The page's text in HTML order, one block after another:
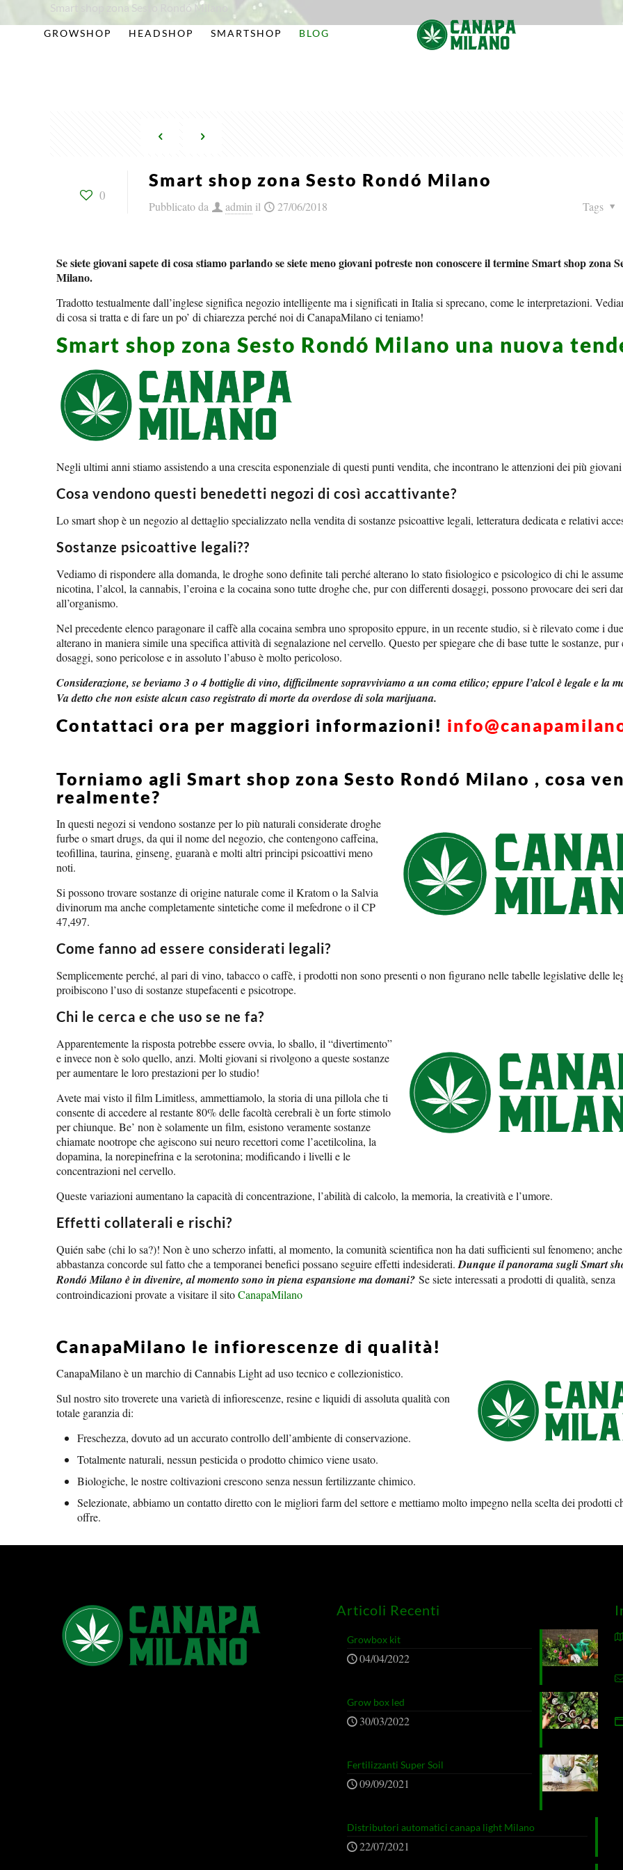
GROWSHOP HEADSHOP SMARTSHOP BLOG
Smart shop zona Sesto Rondó Milano
0
Smart shop zona Sesto Rondó Milano
Pubblicato da admin il 27/06/2018 Tags
Se siete giovani sapete di cosa stiamo parlando se siete meno giovani potreste non conoscere il termine Smart shop zona
Milano.
Tradotto testualmente dall’inglese significa negozio intelligente ma i significati in Italia si sprecano, come le interpretazioni.
di cosa si tratta e di fare un po’ di chiarezza perché noi di CanapaMilano ci teniamo!
Smart shop zona Sesto Rondó Milano una nuova
Negli ultimi anni stiamo assistendo a una crescita esponenziale di questi punti vendita, che incontrano le attenzioni dei più
Cosa vendono questi benedetti negozi di così accattivante?
Lo smart shop è un negozio al dettaglio specializzato nella vendita di sostanze psicoattive legali, letteratura dedicata e relativi
Sostanze psicoattive legali??
Vediamo di rispondere alla domanda, le droghe sono definite tali perché alterano lo stato fisiologico e psicologico di chi le
nicotina, l’alcol, la cannabis, l’eroina e la cocaina sono tutte droghe che, pur con differenti dosaggi, possono provocare dei seri
all’organismo.
Nel precedente elenco paragonare il caffè alla cocaina sembra uno sproposito eppure, in un recente studio, si è rilevato come i
alterano in maniera simile una specifica attività di segnalazione nel cervello. Questo per spiegare che di base tutte le sostanze,
dosaggi, sono pericolose e in assoluto l’abuso è molto pericoloso.
Considerazione, se beviamo 3 o 4 bottiglie di vino, difficilmente sopravviviamo a un coma etilico; eppure l’alcol è legale e la
Va detto che non esiste alcun caso registrato di morte da overdose di sola marijuana.
Contattaci ora per maggiori informazioni!
Torniamo agli Smart shop zona Sesto Rondó Milano , cosa
realmente?
In questi negozi si vendono sostanze per lo più naturali considerate droghe
furbe o smart drugs, da qui il nome del negozio, che contengono caffeina,
teofillina, taurina, ginseng, guaranà e molti altri principi psicoattivi meno
noti.
Si possono trovare sostanze di origine naturale come il Kratom o la Salvia
divinorum ma anche completamente sintetiche come il mefedrone o il CP
47,497.
Come fanno ad essere considerati legali?
Semplicemente perché, al pari di vino, tabacco o caffè, i prodotti non sono presenti o non figurano nelle tabelle legislative delle
proibiscono l’uso di sostanze stupefacenti e psicotrope.
Chi le cerca e che uso se ne fa?
Apparentemente la risposta potrebbe essere ovvia, lo sballo, il “divertimento”
e invece non è solo quello, anzi. Molti giovani si rivolgono a queste sostanze
per aumentare le loro prestazioni per lo studio!
Avete mai visto il film Limitless, ammettiamolo, la storia di una pillola che ti
consente di accedere al restante 80% delle facoltà cerebrali è un forte stimolo
per chiunque. Be’ non è solamente un film, esistono veramente sostanze
chiamate nootrope che agiscono sui neuro recettori come l’acetilcolina, la
dopamina, la norepinefrina e la serotonina; modificando i livelli e le
concentrazioni nel cervello.
Queste variazioni aumentano la capacità di concentrazione, l’abilità di calcolo, la memoria, la creatività e l’umore.
Effetti collaterali e rischi?
Quién sabe (chi lo sa?)! Non è uno scherzo infatti, al momento, la comunità scientifica non ha dati sufficienti sul fenomeno;
abbastanza concorde sul fatto che a temporanei benefici possano seguire effetti indesiderati.Dunque il panorama sugli Smart
Rondó Milano è in divenire, al momento sono in piena espansione ma domani?Se siete interessati a prodotti di qualità, senza
controindicazioni provate a visitare il sitoCanapaMilano
CanapaMilano le infiorescenze di qualità!
CanapaMilano è un marchio di Cannabis Light ad uso tecnico e collezionistico.
Sul nostro sito troverete una varietà di infiorescenze, resine e liquidi di assoluta qualità con
totale garanzia di:
Freschezza, dovuto ad un accurato controllo dell’ambiente di conservazione.
Totalmente naturali, nessun pesticida o prodotto chimico viene usato.
Biologiche, le nostre coltivazioni crescono senza nessun fertilizzante chimico.
Selezionate, abbiamo un contatto diretto con le migliori farm del settore e mettiamo molto impegno nella scelta dei prodotti
offre.
Articoli Recenti
Growbox kit
04/04/2022
Grow box led
30/03/2022
Fertilizzanti Super Soil
09/09/2021
Distributori automatici canapa light Milano
22/07/2021